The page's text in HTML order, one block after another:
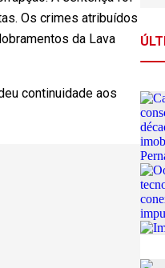
Os crimes atribuídos
da Lava
continuidade aos